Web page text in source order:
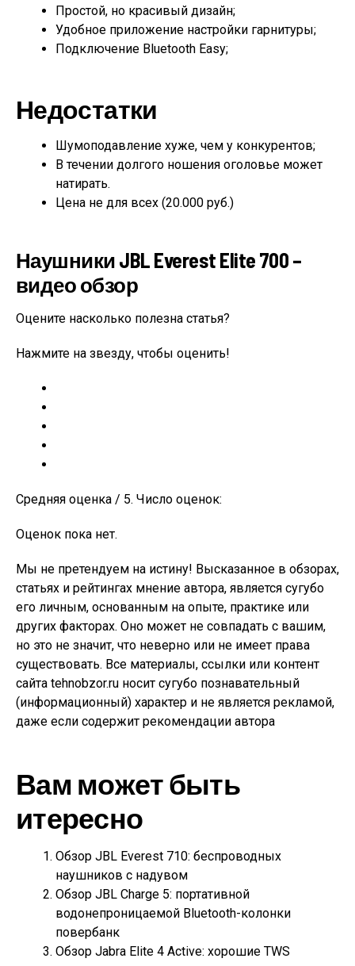
Простой, но красивый дизайн;
Удобное приложение настройки гарнитуры;
Подключение Bluetooth Easy;
Недостатки
Шумоподавление хуже, чем у конкурентов;
В течении долгого ношения оголовье может
натирать.
Цена не для всех (20.000 руб.)
Наушники JBL Everest Elite 700 –
видео обзор
Оцените насколько полезна статья?
Нажмите на звезду, чтобы оценить!
Средняя оценка / 5. Число оценок:
Оценок пока нет.
Мы не претендуем на истину! Высказанное в обзорах,
статьях и рейтингах мнение автора, является сугубо
его личным, основанным на опыте, практике или
других факторах. Оно может не совпадать с вашим,
но это не значит, что неверно или не имеет права
существовать. Все материалы, ссылки или контент
сайта tehnobzor.ru носит сугубо познавательный
(информационный) характер и не является рекламой,
даже если содержит рекомендации автора
Вам может быть
итересно
Обзор JBL Everest 710: беспроводных
наушников с надувом
Обзор JBL Charge 5: портативной
водонепроницаемой Bluetooth-колонки
повербанк
Обзор Jabra Elite 4 Active: хорошие TWS